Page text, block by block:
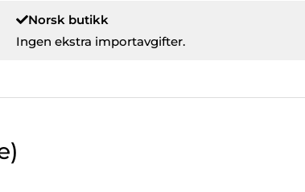
Norsk butikk
Ingen ekstra importavgifter.